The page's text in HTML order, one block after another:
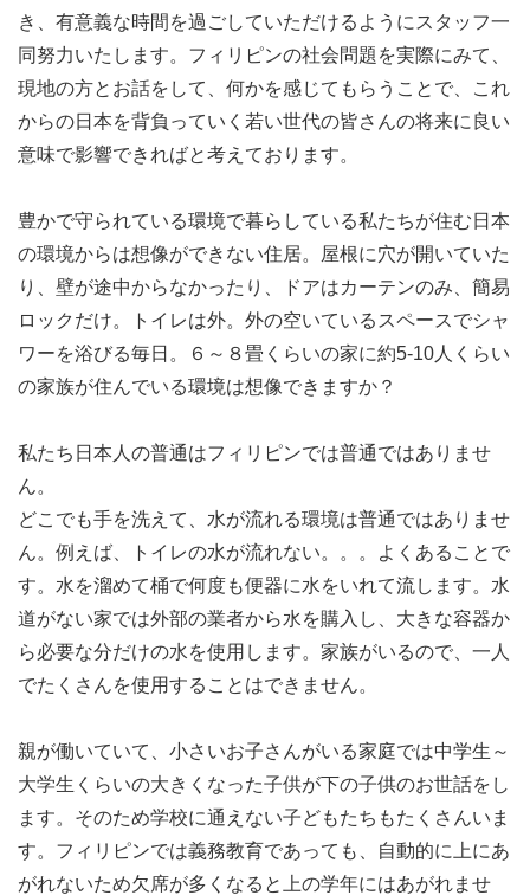
き、有意義な時間を過ごしていただけるようにスタッフ一
同努力いたします。フィリピンの社会問題を実際にみて、
現地の方とお話をして、何かを感じてもらうことで、これ
からの日本を背負っていく若い世代の皆さんの将来に良い
意味で影響できればと考えております。
豊かで守られている環境で暮らしている私たちが住む日本
の環境からは想像ができない住居。屋根に穴が開いていた
り、壁が途中からなかったり、ドアはカーテンのみ、簡易
ロックだけ。トイレは外。外の空いているスペースでシャ
ワーを浴びる毎日。６～８畳くらいの家に約5-10人くらい
の家族が住んでいる環境は想像できますか？
私たち日本人の普通はフィリピンでは普通ではありませ
ん。
どこでも手を洗えて、水が流れる環境は普通ではありませ
ん。例えば、トイレの水が流れない。。。よくあることで
す。水を溜めて桶で何度も便器に水をいれて流します。水
道がない家では外部の業者から水を購入し、大きな容器か
ら必要な分だけの水を使用します。家族がいるので、一人
でたくさんを使用することはできません。
親が働いていて、小さいお子さんがいる家庭では中学生～
大学生くらいの大きくなった子供が下の子供のお世話をし
ます。そのため学校に通えない子どもたちもたくさんいま
す。フィリピンでは義務教育であっても、自動的に上にあ
がれないため欠席が多くなると上の学年にはあがれませ